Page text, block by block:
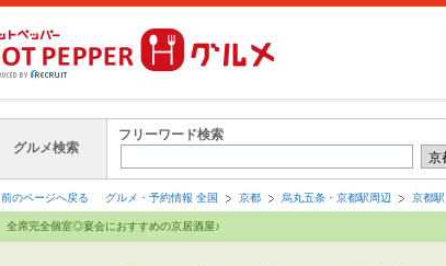
グルメ検索
フリーワード検索
前のページへ戻る グルメ・予約情報 全国 京都 烏丸五条・京都駅周辺 京都駅
全席完全個室◎宴会におすすめの京居酒屋♪